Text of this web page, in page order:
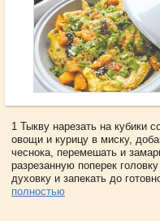
1 Тыкву нарезать на кубики
овощи и курицу в миску,
чеснока, перемешать и
разрезанную поперек
духовку и запекать до
полностью